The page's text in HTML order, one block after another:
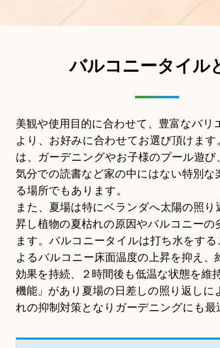
バルコニータイル
美観や使用目的に合わせて、豊富なバリ
より、お好みに合わせてお選び頂けま
は、ガーデニングやお子様のプール遊
気分での読書など家の中にはない特別な
る場所でもあります。
また、夏場は特にベランダへ太陽の照り
昇し植物の夏枯れの原因やバルコニーの
ます。バルコニータイルは打ち水をす
よるバルコニー床面温度の上昇を抑え、
効果を持続、２時間後も低温な状態を維
機能」があり夏場の日差しの照り返しに
れの抑制対策となりガーデニングにも最